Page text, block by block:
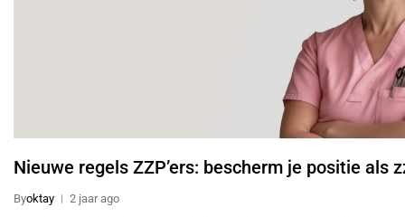
Nieuwe regels ZZP’ers: bescherm je positie als
Byoktay 2 jaar ago